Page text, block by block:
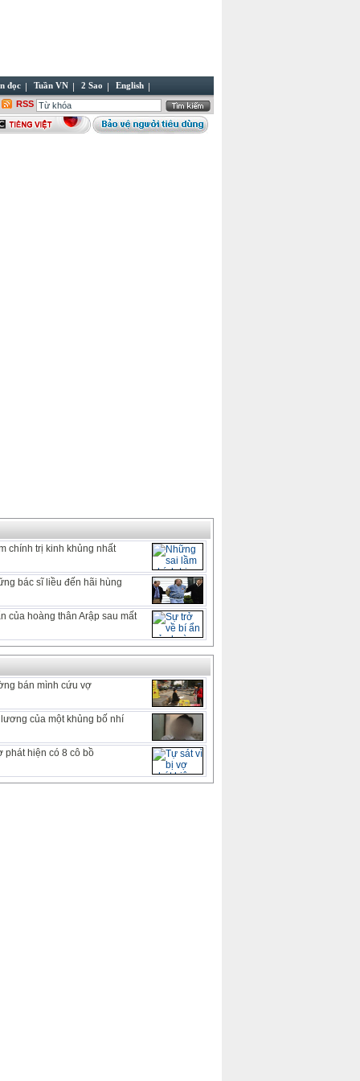
đọc Tuần VN 2 Sao English
RSS
chính trị kinh khủng nhất
bác sĩ liều đến hãi hùng
của hoàng thân Arập sau mất
bán mình cứu vợ
của một khủng bố nhí
phát hiện có 8 cô bồ